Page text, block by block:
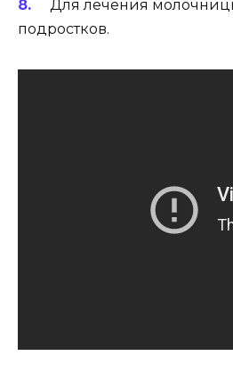
Для лечения
подростков.